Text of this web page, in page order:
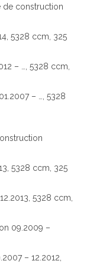
de construction
5328 ccm, 325
– …, 5328 ccm,
– …, 5328
5328 ccm, 325
5328 ccm,
09.2009 –
– 12.2012,